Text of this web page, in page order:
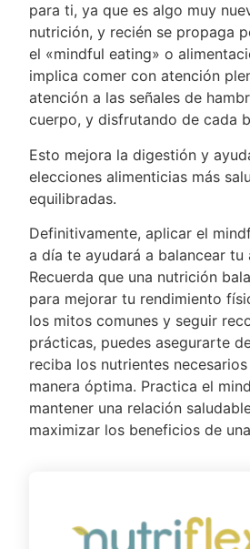
para ti, ya que es algo muy
nutrición, y recién se propaga
el «mindful eating» o
implica comer con atención
atención a las señales de
cuerpo, y disfrutando de cada
Esto mejora la digestión y
elecciones alimenticias más
equilibradas.
Definitivamente, aplicar el
a día te ayudará a balancear tu
Recuerda que una nutrición
para mejorar tu rendimiento
los mitos comunes y seguir
prácticas, puedes asegurarte
reciba los nutrientes
manera óptima. Practica el
mantener una relación
maximizar los beneficios de